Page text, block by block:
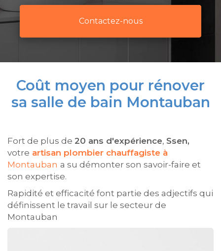
Contactez-nous
Coût moyen pour rénover
sa salle de bain Montauban
Fort de plus de 20 ans d'expérience, Ssen,
votre artisan plombier chauffagiste à
Montauban a su démonter son savoir-faire et
son expertise.
Rapidité et efficacité font partie des adjectifs qui
définissent le travail sur le secteur de
Montauban